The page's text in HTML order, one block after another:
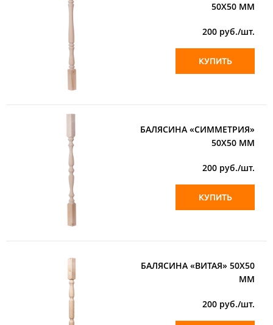
50Х50 ММ
200 руб./шт.
КУПИТЬ
БАЛЯСИНА «СИММЕТРИЯ»
50Х50 ММ
200 руб./шт.
КУПИТЬ
БАЛЯСИНА «ВИТАЯ» 50Х50
ММ
200 руб./шт.